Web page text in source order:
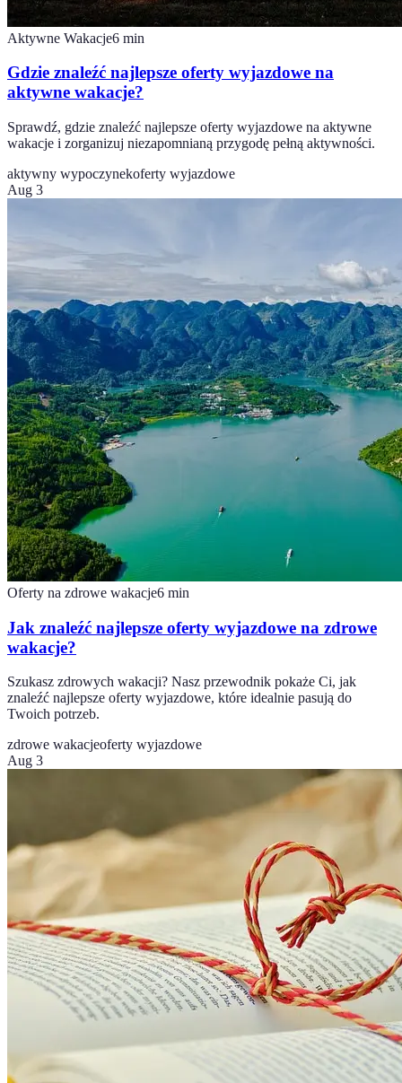
Aktywne Wakacje6 min
Gdzie znaleźć najlepsze oferty wyjazdowe na
aktywne wakacje?
Sprawdź, gdzie znaleźć najlepsze oferty wyjazdowe na aktywne
wakacje i zorganizuj niezapomnianą przygodę pełną aktywności.
aktywny wypoczynekoferty wyjazdowe
Aug 3
Oferty na zdrowe wakacje6 min
Jak znaleźć najlepsze oferty wyjazdowe na zdrowe
wakacje?
Szukasz zdrowych wakacji? Nasz przewodnik pokaże Ci, jak
znaleźć najlepsze oferty wyjazdowe, które idealnie pasują do
Twoich potrzeb.
zdrowe wakacjeoferty wyjazdowe
Aug 3